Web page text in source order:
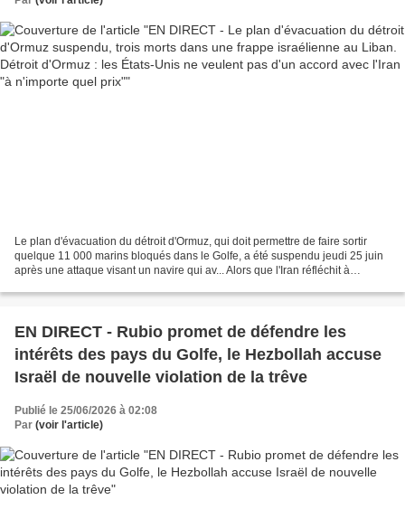
Le plan d'évacuation du détroit d'Ormuz, qui doit permettre de faire sortir
quelque 11 000 marins bloqués dans le Golfe, a été suspendu jeudi 25 juin
après une attaque visant un navire qui av... Alors que l'Iran réfléchit à
EN DIRECT - Rubio promet de défendre les
intérêts des pays du Golfe, le Hezbollah accuse
Israël de nouvelle violation de la trêve
Publié le 25/06/2026 à 02:08
Par (voir l'article)